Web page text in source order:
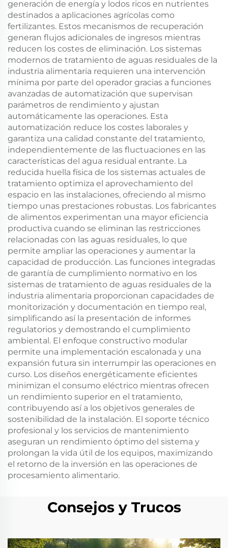
generación de energía y lodos ricos en nutrientes
destinados a aplicaciones agrícolas como
fertilizantes. Estos mecanismos de recuperación
generan flujos adicionales de ingresos mientras
reducen los costes de eliminación. Los sistemas
modernos de tratamiento de aguas residuales de la
industria alimentaria requieren una intervención
mínima por parte del operador gracias a funciones
avanzadas de automatización que supervisan
parámetros de rendimiento y ajustan
automáticamente las operaciones. Esta
automatización reduce los costes laborales y
garantiza una calidad constante del tratamiento,
independientemente de las fluctuaciones en las
características del agua residual entrante. La
reducida huella física de los sistemas actuales de
tratamiento optimiza el aprovechamiento del
espacio en las instalaciones, ofreciendo al mismo
tiempo unas prestaciones robustas. Los fabricantes
de alimentos experimentan una mayor eficiencia
productiva cuando se eliminan las restricciones
relacionadas con las aguas residuales, lo que
permite ampliar las operaciones y aumentar la
capacidad de producción. Las funciones integradas
de garantía de cumplimiento normativo en los
sistemas de tratamiento de aguas residuales de la
industria alimentaria proporcionan capacidades de
monitorización y documentación en tiempo real,
simplificando así la presentación de informes
regulatorios y demostrando el cumplimiento
ambiental. El enfoque constructivo modular
permite una implementación escalonada y una
expansión futura sin interrumpir las operaciones en
curso. Los diseños energéticamente eficientes
minimizan el consumo eléctrico mientras ofrecen
un rendimiento superior en el tratamiento,
contribuyendo así a los objetivos generales de
sostenibilidad de la instalación. El soporte técnico
profesional y los servicios de mantenimiento
aseguran un rendimiento óptimo del sistema y
prolongan la vida útil de los equipos, maximizando
el retorno de la inversión en las operaciones de
procesamiento alimentario.
Consejos y Trucos